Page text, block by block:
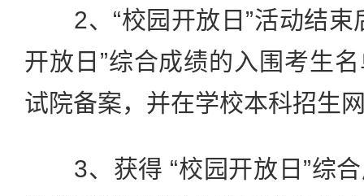
2、“校园开放日”活动结束
开放日”综合成绩的入围考生
试院备案，并在学校本科招生
3、获得 “校园开放日”综合